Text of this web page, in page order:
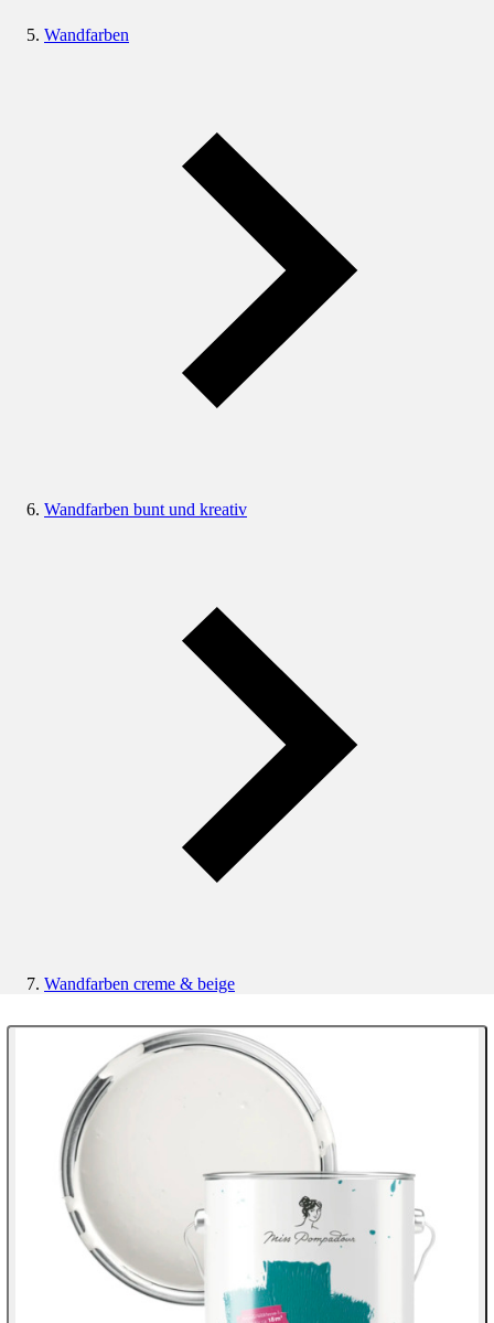
Wandfarben
Wandfarben bunt und kreativ
Wandfarben creme & beige